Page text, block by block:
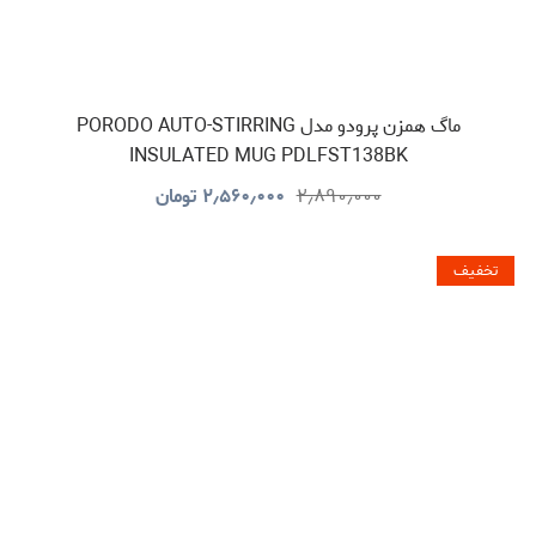
ماگ همزن پرودو مدل PORODO AUTO-STIRRING
INSULATED MUG PDLFST138BK
۲٫۸۹۰٫۰۰۰ ۲٫۵۶۰٫۰۰۰ تومان
تخفیف